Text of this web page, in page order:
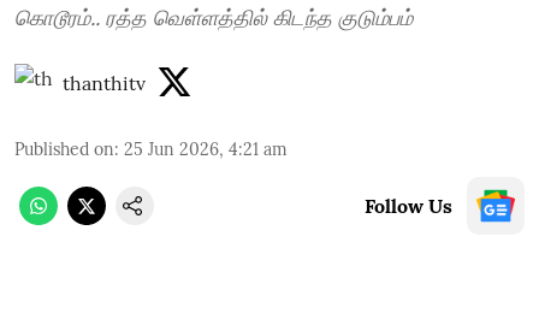
கொடூரம்.. ரத்த வெள்ளத்தில் கிடந்த குடும்பம்
thanthitv
Published on: 25 Jun 2026, 4:21 am
Follow Us